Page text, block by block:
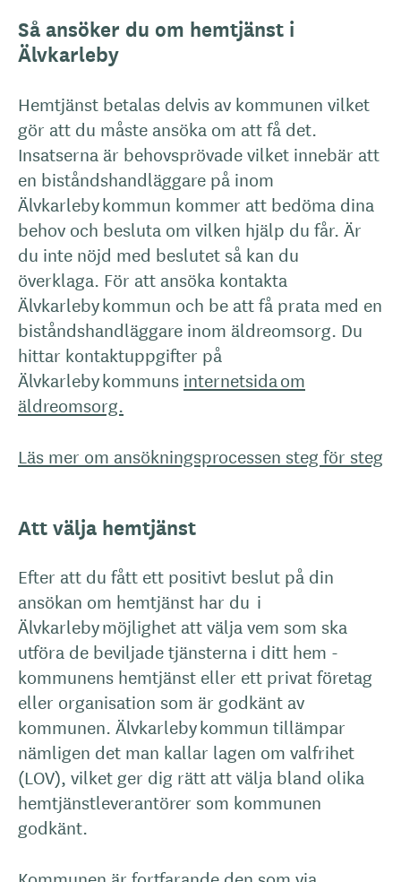
Så ansöker du om hemtjänst i
Älvkarleby
Hemtjänst betalas delvis av kommunen vilket
gör att du måste ansöka om att få det.
Insatserna är behovsprövade vilket innebär att
en biståndshandläggare på inom
Älvkarleby kommun kommer att bedöma dina
behov och besluta om vilken hjälp du får. Är
du inte nöjd med beslutet så kan du
överklaga. För att ansöka kontakta
Älvkarleby kommun och be att få prata med en
biståndshandläggare inom äldreomsorg. Du
hittar kontaktuppgifter på
Älvkarleby kommuns internetsida om
äldreomsorg.
Läs mer om ansökningsprocessen steg för steg
Att välja hemtjänst
Efter att du fått ett positivt beslut på din
ansökan om hemtjänst har du i
Älvkarleby möjlighet att välja vem som ska
utföra de beviljade tjänsterna i ditt hem -
kommunens hemtjänst eller ett privat företag
eller organisation som är godkänt av
kommunen. Älvkarleby kommun tillämpar
nämligen det man kallar lagen om valfrihet
(LOV), vilket ger dig rätt att välja bland olika
hemtjänstleverantörer som kommunen
godkänt.